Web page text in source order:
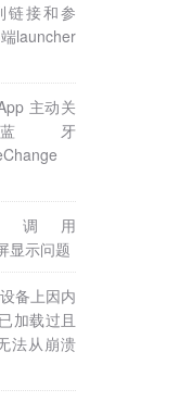
链接和参
launcher
主动关
牙
调用
显示问题
备上因内
加载过且
法从崩溃